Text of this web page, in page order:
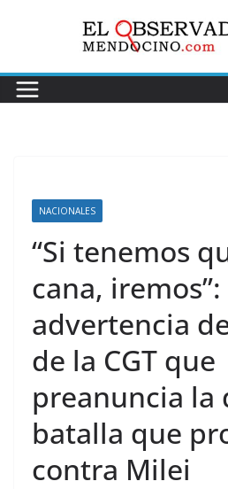
NACIONALES
“Si tenemos
cana, iremos”:
advertencia
de la CGT que
preanuncia la
batalla que
contra Milei